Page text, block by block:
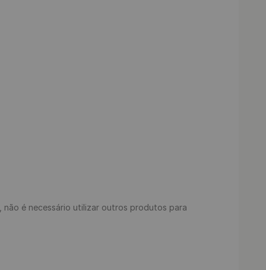
não é necessário utilizar outros produtos para